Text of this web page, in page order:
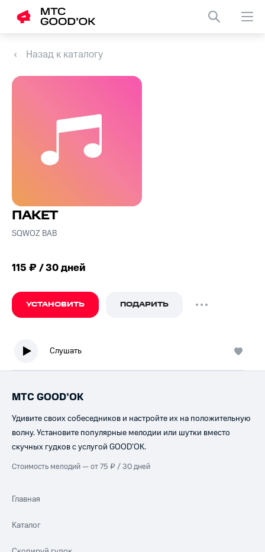
Назад к каталогу
ПАКЕТ
SQWOZ BAB
115 ₽ / 30 дней
УСТАНОВИТЬ ПОДАРИТЬ
Слушать
МТС GOOD’OK
Удивите своих собеседников и настройте их на положительную
волну. Установите популярные мелодии или шутки вместо
скучных гудков с услугой GOOD’OK.
Стоимость мелодий — от 75 ₽ / 30 дней
Главная
Каталог